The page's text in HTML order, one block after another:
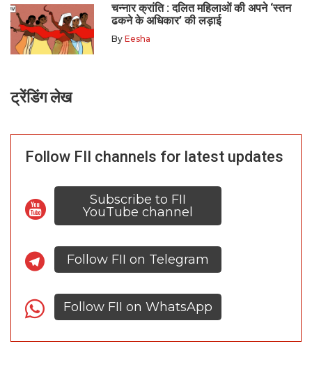
चन्नार क्रांति : दलित महिलाओं की अपने ‘स्तन
ढकने के अधिकार’ की लड़ाई
By Eesha
ट्रेंडिंग लेख
Follow FII channels for latest updates
Subscribe to FII
YouTube channel
Follow FII on Telegram
Follow FII on WhatsApp